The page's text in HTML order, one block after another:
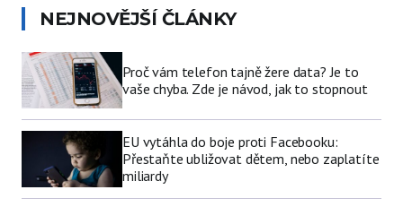
NEJNOVĚJŠÍ ČLÁNKY
Proč vám telefon tajně žere data? Je to
vaše chyba. Zde je návod, jak to stopnout
EU vytáhla do boje proti Facebooku:
Přestaňte ubližovat dětem, nebo zaplatíte
miliardy